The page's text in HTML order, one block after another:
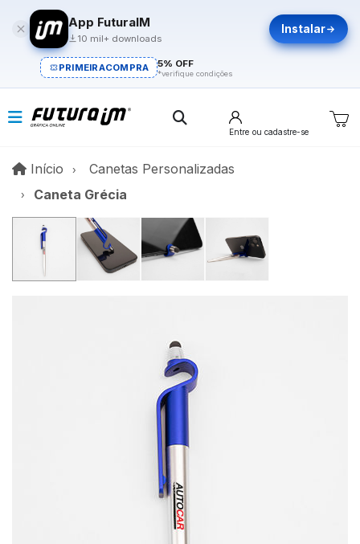
App FuturaIM
10 mil+ downloads
Instalar
PRIMEIRACOMPRA 5% OFF
*verifique condições
Entre ou cadastre-se
Início InícioCanetas Personalizadas
Caneta Grécia